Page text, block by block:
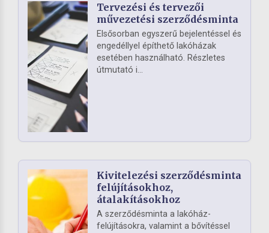
Tervezési és tervezői
művezetési szerződésminta
Elsősorban egyszerű bejelentéssel és
engedéllyel építhető lakóházak
esetében használható. Részletes
útmutató i...
Kivitelezési szerződésminta
felújításokhoz,
átalakításokhoz
A szerződésminta a lakóház-
felújításokra, valamint a bővítéssel